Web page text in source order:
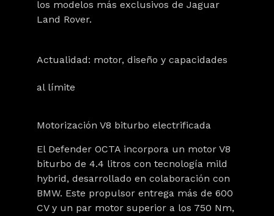
los modelos más exclusivos de Jaguar
Land Rover.
Actualidad: motor, diseño y capacidades
al límite
Motorización V8 biturbo electrificada
El Defender OCTA incorpora un motor V8
biturbo de 4.4 litros con tecnología mild
hybrid, desarrollado en colaboración con
BMW. Este propulsor entrega más de 600
CV y un par motor superior a los 750 Nm,